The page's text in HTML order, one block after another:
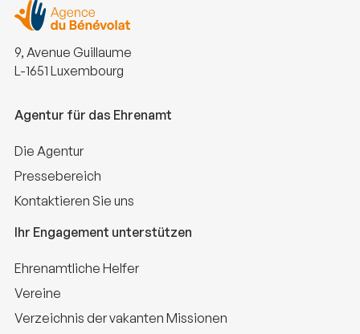
9, Avenue Guillaume
L-1651 Luxembourg
Agentur für das Ehrenamt
Die Agentur
Pressebereich
Kontaktieren Sie uns
Ihr Engagement unterstützen
Ehrenamtliche Helfer
Vereine
Verzeichnis der vakanten Missionen